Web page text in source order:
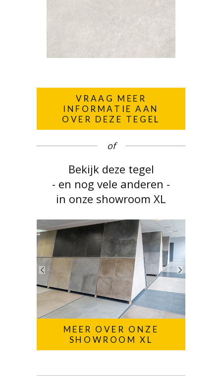
VRAAG MEER
INFORMATIE AAN
OVER DEZE TEGEL
of
Bekijk deze tegel
- en nog vele anderen -
in onze showroom XL
MEER OVER ONZE
SHOWROOM XL